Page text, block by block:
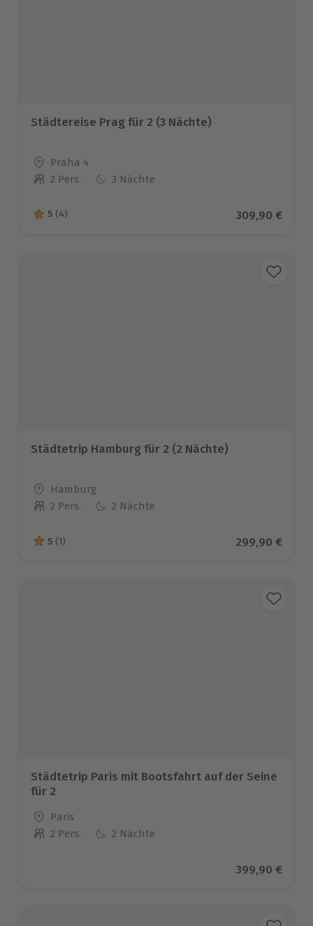
Städtereise Prag für 2 (3 Nächte)
Standort
Praha 4
Anzahl der Teilnehmer
2 Pers. 3 Nächte
5 von 5 Sternen basierend auf 4 Bewertungen
5 (4) Aktueller
309,90 €
Städtetrip Hamburg für 2 (2 Nächte)
Standort
Hamburg
Anzahl der Teilnehmer
2 Pers. 2 Nächte
5 von 5 Sternen basierend auf 1 Bewertungen
5 (1) Aktueller
299,90 €
Städtetrip Paris mit Bootsfahrt auf der Seine
für 2
Standort
Paris
Anzahl der Teilnehmer
2 Pers. 2 Nächte
Aktueller
399,90 €